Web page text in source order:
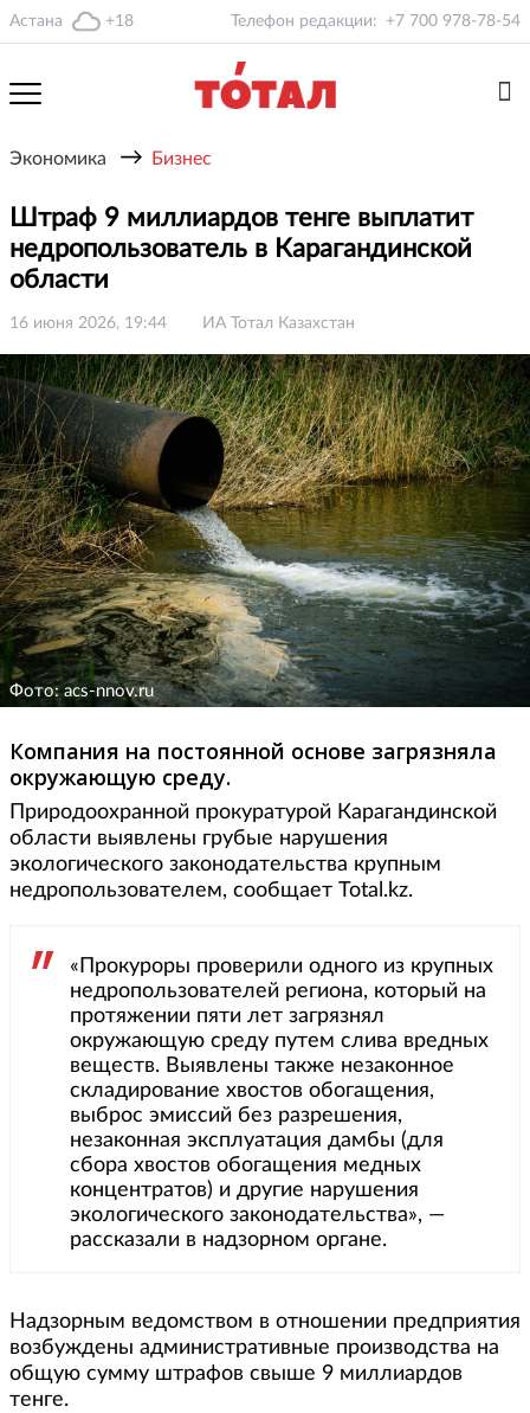
Астана +18 Телефон редакции: +7 700 978-78-54
Экономика → Бизнес
Штраф 9 миллиардов тенге выплатит
недропользователь в Карагандинской
области
16 июня 2026, 19:44 ИА Тотал Казахстан
Фото: acs-nnov.ru
Компания на постоянной основе загрязняла
окружающую среду.
Природоохранной прокуратурой Карагандинской
области выявлены грубые нарушения
экологического законодательства крупным
недропользователем, сообщает Total.kz.
«Прокуроры проверили одного из крупных
недропользователей региона, который на
протяжении пяти лет загрязнял
окружающую среду путем слива вредных
веществ. Выявлены также незаконное
складирование хвостов обогащения,
выброс эмиссий без разрешения,
незаконная эксплуатация дамбы (для
сбора хвостов обогащения медных
концентратов) и другие нарушения
экологического законодательства», —
рассказали в надзорном органе.
Надзорным ведомством в отношении предприятия
возбуждены административные производства на
общую сумму штрафов свыше 9 миллиардов
тенге.